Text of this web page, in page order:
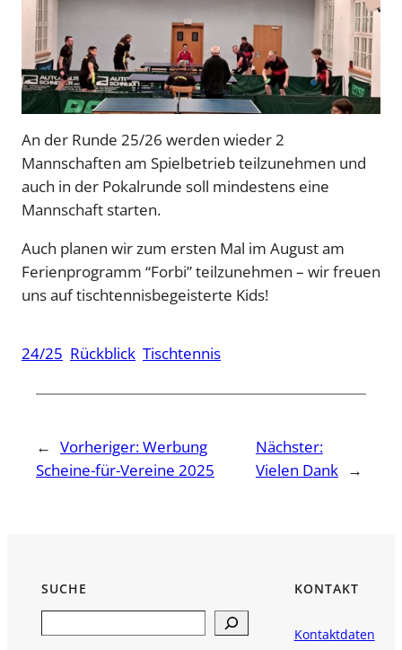
An der Runde 25/26 werden wieder 2
Mannschaften am Spielbetrieb teilzunehmen und
auch in der Pokalrunde soll mindestens eine
Mannschaft starten.
Auch planen wir zum ersten Mal im August am
Ferienprogramm “Forbi” teilzunehmen – wir freuen
uns auf tischtennisbegeisterte Kids!
24/25 Rückblick Tischtennis
← Vorheriger:Werbung
Scheine-für-Vereine 2025
Nächster:
Vielen Dank →
SUCHE KONTAKT
Kontaktdaten